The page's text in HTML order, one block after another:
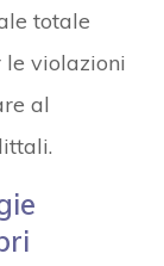
totale
le violazioni
al